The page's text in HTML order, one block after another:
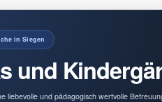
in Siegen
und
liebevolle und pädagogisch wertvolle